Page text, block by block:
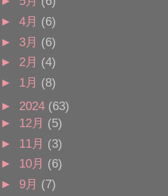
► 4月 (6)
► 3月 (6)
► 2月 (4)
► 1月 (8)
► 2024 (63)
► 12月 (5)
► 11月 (3)
► 10月 (6)
► 9月 (7)